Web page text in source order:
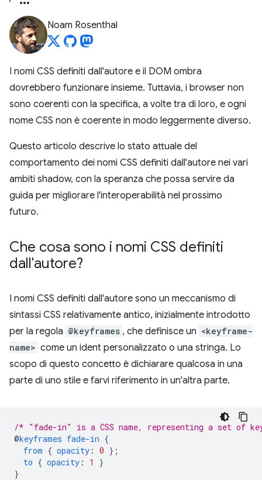
Noam Rosenthal
I nomi CSS definiti dall'autore e il DOM ombra
dovrebbero funzionare insieme. Tuttavia, i browser non
sono coerenti con la specifica, a volte tra di loro, e ogni
nome CSS non è coerente in modo leggermente diverso.
Questo articolo descrive lo stato attuale del
comportamento dei nomi CSS definiti dall'autore nei vari
ambiti shadow, con la speranza che possa servire da
guida per migliorare l'interoperabilità nel prossimo
futuro.
Che cosa sono i nomi CSS definiti
dall'autore?
I nomi CSS definiti dall'autore sono un meccanismo di
sintassi CSS relativamente antico, inizialmente introdotto
per la regola @keyframes , che definisce un <keyframe-
name> come un ident personalizzato o una stringa. Lo
scopo di questo concetto è dichiarare qualcosa in una
parte di uno stile e farvi riferimento in un'altra parte.
/* "fade-in" is a CSS name, representing a set of
@keyframes fade-in {
from { opacity : 0 } ;
to { opacity : 1
}
}